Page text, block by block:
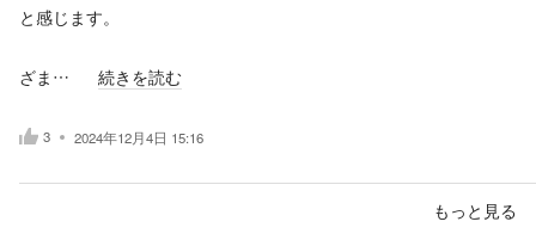
と感じます。
ざま… 続きを読む
3 2024年12月4日 15:16
もっと見る